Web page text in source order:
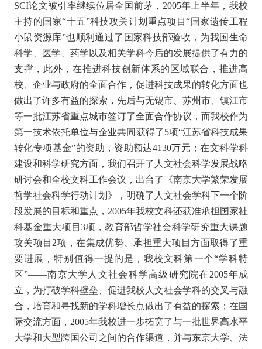
SCI论文被引率继续位居全国前茅，2005年上半年，我校
主持的国家“十五”科技攻关计划重点项目“国家遗传工程
小鼠资源库”也顺利通过了国家科技部验收，为我国生命
科学、医学、药学以及相关学科今后的发展提供了有力的
支撑，此外，在推进科技创新体系的区域联合，推进高
校、企业与政府的全面合作，促进科技成果的转化方面也
做出了许多有益的探索，先后与无锡市、苏州市、镇江市
等一批江苏省重点城市签订了全面合作协议，而我校作为
第一技术依托单位与企业共同获得了5项“江苏省科技成果
转化专项基金”的资助，资助额达4130万元；在文科学科
建设和科学研究方面，我们召开了人文社会科学发展战略
研讨会和全校文科工作会议，出台了《南京大学繁荣发展
哲学社会科学行动计划》，明确了人文社会学科下一个阶
段发展的目标和重点，2005年我校文科还获准承担国家社
科基金重大项目3项，教育部哲学社会科学研究重大课题
攻关项目2项，在集成优势、承担重大项目方面取得了重
要进展，特别值得一提的是，我校文科第一个“学科特
区”――南京大学人文社会科学高级研究院在2005年成
立，为打破学科壁垒、促进我校人文社会学科的交叉与融
合，培育和寻找新的学科增长点做出了有益的探索；在国
际交流方面，2005年我校进一步拓宽了与一批世界高水平
大学和大型跨国公司之间的合作渠道，并与东京大学、法